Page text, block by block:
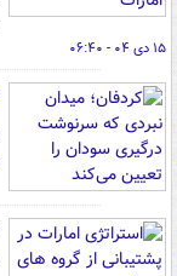
۱۵ دی ۰۴ - ۰۶:۴۰